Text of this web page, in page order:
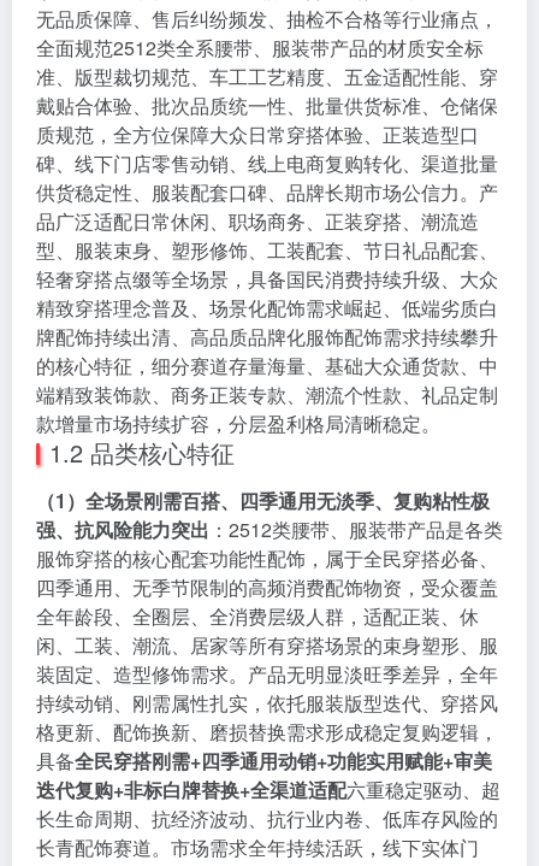
无品质保障、售后纠纷频发、抽检不合格等行业痛点，
全面规范2512类全系腰带、服装带产品的材质安全标
准、版型裁切规范、车工工艺精度、五金适配性能、穿
戴贴合体验、批次品质统一性、批量供货标准、仓储保
质规范，全方位保障大众日常穿搭体验、正装造型口
碑、线下门店零售动销、线上电商复购转化、渠道批量
供货稳定性、服装配套口碑、品牌长期市场公信力。产
品广泛适配日常休闲、职场商务、正装穿搭、潮流造
型、服装束身、塑形修饰、工装配套、节日礼品配套、
轻奢穿搭点缀等全场景，具备国民消费持续升级、大众
精致穿搭理念普及、场景化配饰需求崛起、低端劣质白
牌配饰持续出清、高品质品牌化服饰配饰需求持续攀升
的核心特征，细分赛道存量海量、基础大众通货款、中
端精致装饰款、商务正装专款、潮流个性款、礼品定制
款增量市场持续扩容，分层盈利格局清晰稳定。
1.2 品类核心特征
（1）全场景刚需百搭、四季通用无淡季、复购粘性极
强、抗风险能力突出 ：2512类腰带、服装带产品是各类
服饰穿搭的核心配套功能性配饰，属于全民穿搭必备、
四季通用、无季节限制的高频消费配饰物资，受众覆盖
全年龄段、全圈层、全消费层级人群，适配正装、休
闲、工装、潮流、居家等所有穿搭场景的束身塑形、服
装固定、造型修饰需求。产品无明显淡旺季差异，全年
持续动销、刚需属性扎实，依托服装版型迭代、穿搭风
格更新、配饰换新、磨损替换需求形成稳定复购逻辑，
具备全民穿搭刚需+四季通用动销+功能实用赋能+审美
迭代复购+非标白牌替换+全渠道适配六重稳定驱动、超
长生命周期、抗经济波动、抗行业内卷、低库存风险的
长青配饰赛道。市场需求全年持续活跃，线下实体门